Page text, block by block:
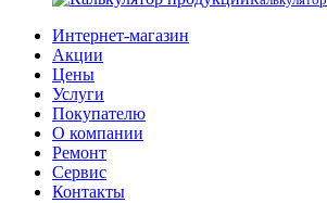
Интернет-магазин
Акции
Цены
Услуги
Покупателю
О компании
Ремонт
Сервис
Контакты